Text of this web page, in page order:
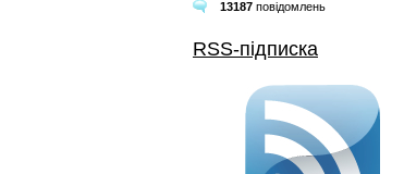
13187 повідомлень
RSS-підписка